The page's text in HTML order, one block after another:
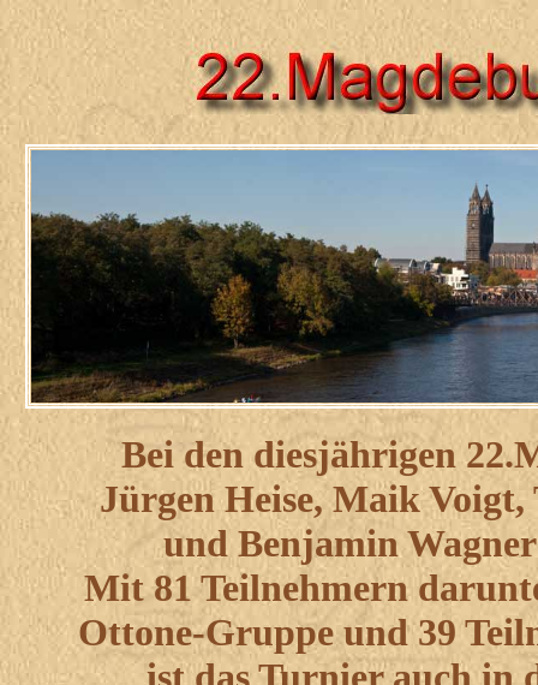
Bei den diesjährigen
Jürgen Heise, Maik
und Benjamin
Mit 81 Teilnehmern
Ottone-Gruppe und 39